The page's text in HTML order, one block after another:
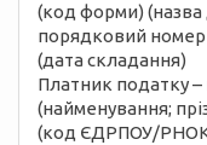
(код форми) (назва
порядковий
(дата складання)
Платник податку
(найменування;
(код ЄДРПОУ/